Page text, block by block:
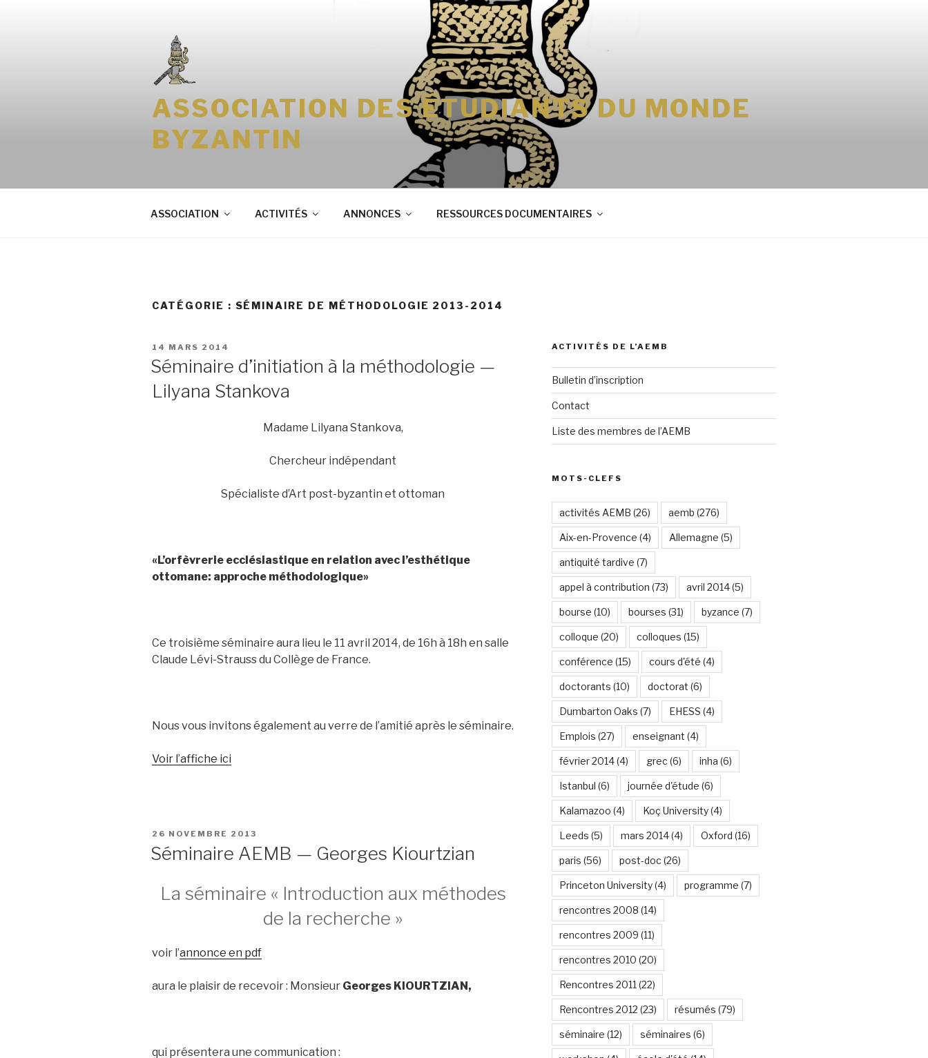
ASSOCIATION DES ÉTUDIANTS DU MONDE
BYZANTIN
ASSOCIATION ACTIVITÉS ANNONCES RESSOURCES DOCUMENTAIRES
CATÉGORIE : SÉMINAIRE DE MÉTHODOLOGIE 2013-2014
PUBLIÉ
LE
14 MARS 2014
Séminaire d’initiation à la méthodologie —
Lilyana Stankova
Madame Lilyana Stankova,
Chercheur indépendant
Spécialiste d’Art post-byzantin et ottoman
«L’orfèvrerie ecclésiastique en relation avec l’esthétique
ottomane: approche méthodologique»
Ce troisième séminaire aura lieu le 11 avril 2014, de 16h à 18h en salle
Claude Lévi-Strauss du Collège de France.
Nous vous invitons également au verre de l’amitié après le séminaire.
Voir l’affiche ici
PUBLIÉ
26 NOVEMBRE 2013
Séminaire AEMB — Georges Kiourtzian
La séminaire « Introduction aux méthodes
de la recherche »
voir l’annonce en pdf
aura le plaisir de recevoir : Monsieur Georges KIOURTZIAN,
qui présentera une communication :
ACTIVITÉS DE L’AEMB
Bulletin d’inscription
Contact
Liste des membres de l’AEMB
MOTS-CLEFS
activités AEMB (26) aemb (276)
Aix-en-Provence (4) Allemagne (5)
antiquité tardive (7)
appel à contribution (73) avril 2014(5)
bourse (10) bourses (31) byzance (7)
colloque (20) colloques (15)
conférence (15) cours d'été (4)
doctorants (10) doctorat (6)
Dumbarton Oaks (7) EHESS (4)
Emplois (27) enseignant (4)
février 2014(4) grec (6) inha (6)
Istanbul (6) journée d'étude (6)
Kalamazoo (4) Koç University(4)
Leeds (5) mars 2014(4) Oxford (16)
paris (56) post-doc (26)
Princeton University(4) programme (7)
rencontres 2008 (14)
rencontres 2009 (11)
rencontres 2010 (20)
Rencontres 2011 (22)
Rencontres 2012 (23) résumés (79)
séminaire (12) séminaires (6)